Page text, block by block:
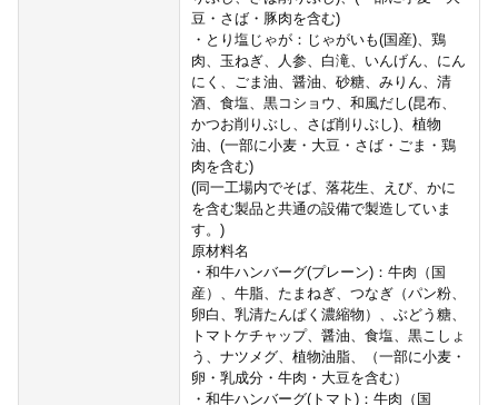
豆・さば・豚肉を含む)
・とり塩じゃが：じゃがいも(国産)、鶏
肉、玉ねぎ、人参、白滝、いんげん、にん
にく、ごま油、醤油、砂糖、みりん、清
酒、食塩、黒コショウ、和風だし(昆布、
かつお削りぶし、さば削りぶし)、植物
油、(一部に小麦・大豆・さば・ごま・鶏
肉を含む)
(同一工場内でそば、落花生、えび、かに
を含む製品と共通の設備で製造していま
す。)
原材料名
・和牛ハンバーグ(プレーン)：牛肉（国
産）、牛脂、たまねぎ、つなぎ（パン粉、
卵白、乳清たんぱく濃縮物）、ぶどう糖、
トマトケチャップ、醤油、食塩、黒こしょ
う、ナツメグ、植物油脂、（一部に小麦・
卵・乳成分・牛肉・大豆を含む）
・和牛ハンバーグ(トマト)：牛肉（国